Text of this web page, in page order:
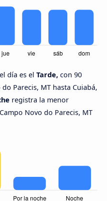
día es el Tarde, con 90
Parecis, MT hasta Cuiabá,
registra la menor
Novo do Parecis, MT